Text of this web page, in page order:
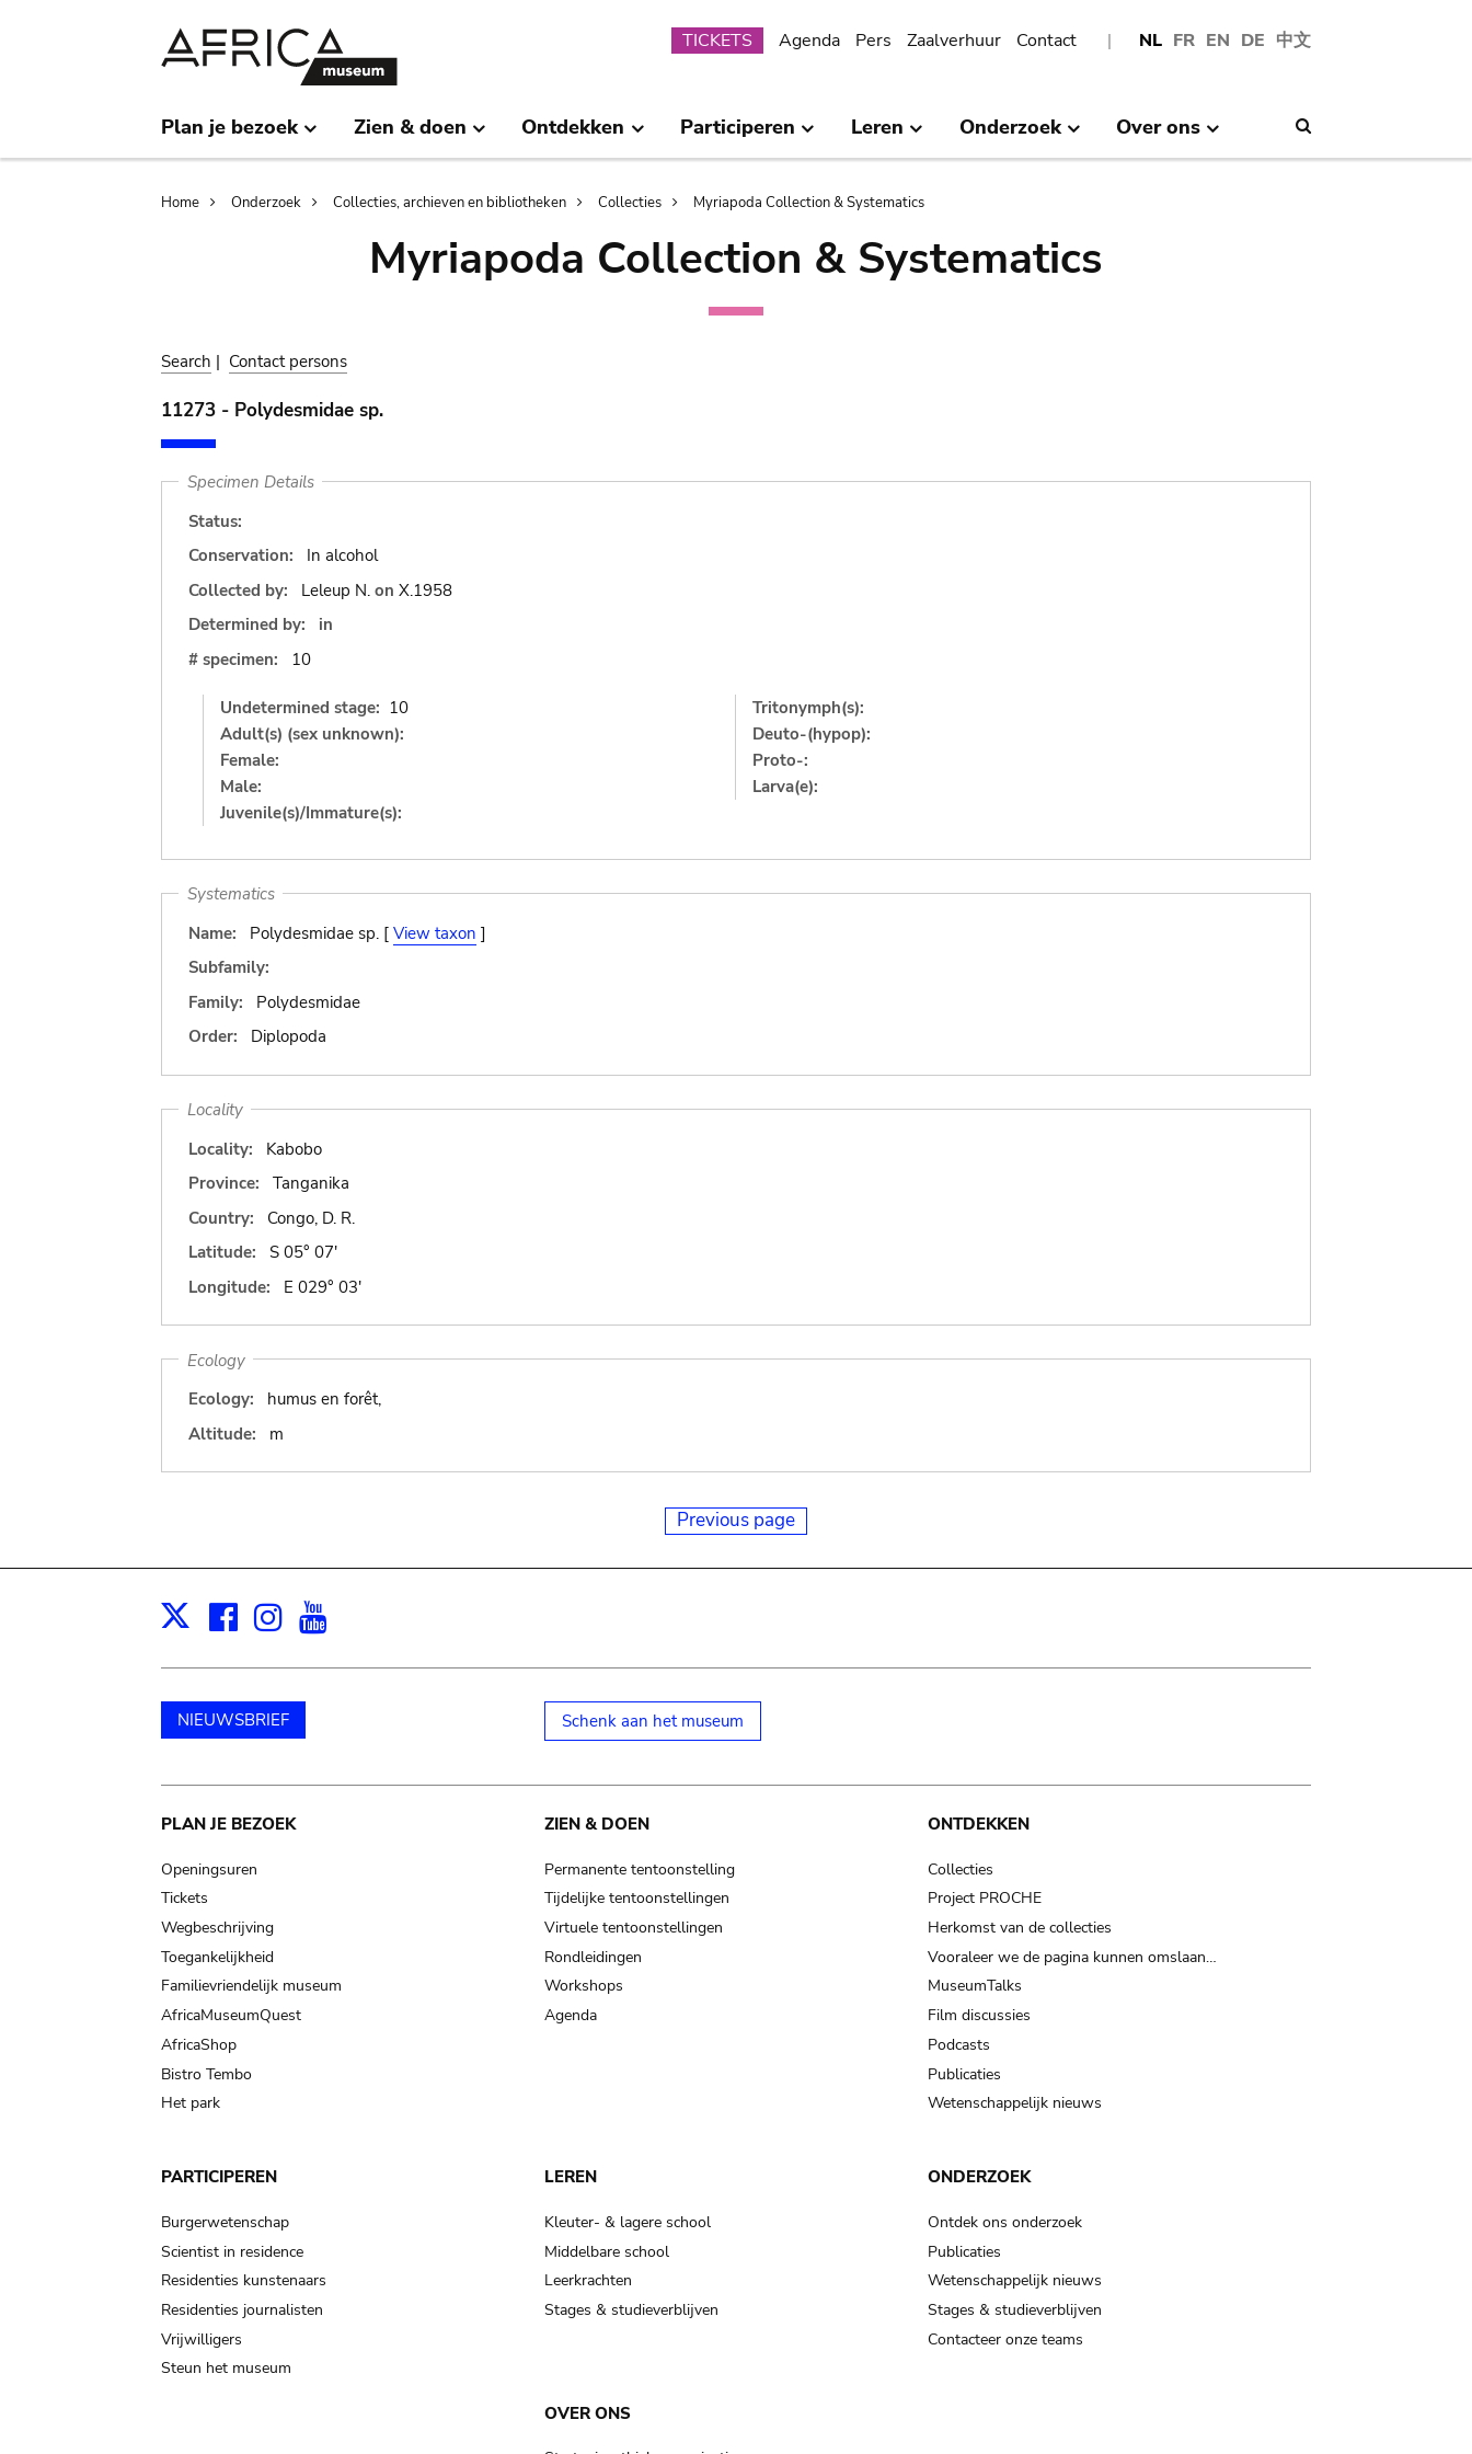
NL FR EN DE 中文
Submenu
TICKETS Agenda Pers Zaalverhuur Contact
Plan je bezoek Zien & doen Ontdekken Participeren Leren Onderzoek Over ons
Breadcrumb
Home Onderzoek Collecties, archieven en bibliotheken Collecties Myriapoda Collection & Systematics
Myriapoda Collection & Systematics
Search | Contact persons
11273 - Polydesmidae sp.
Specimen Details
Status:
Conservation:
In alcohol
Collected by:
Leleup N. on X.1958
Determined by:
in
# specimen:
10
Undetermined stage: 10
Adult(s) (sex unknown):
Female:
Male:
Juvenile(s)/Immature(s):
Tritonymph(s):
Deuto-(hypop):
Proto-:
Larva(e):
Systematics
Name:
Polydesmidae sp. [ View taxon ]
Subfamily:
Family:
Polydesmidae
Order:
Diplopoda
Locality
Locality:
Kabobo
Province:
Tanganika
Country:
Congo, D. R.
Latitude:
S 05° 07'
Longitude:
E 029° 03'
Ecology
Ecology:
humus en forêt,
Altitude:
m
Previous page
X Facebook
Instagram
NIEUWSBRIEF Schenk aan het museum
Main
navigation
PLAN JE BEZOEK
Openingsuren
Tickets
Wegbeschrijving
Toegankelijkheid
Familievriendelijk museum
AfricaMuseumQuest
AfricaShop
Bistro Tembo
Het park
ZIEN & DOEN
Permanente tentoonstelling
Tijdelijke tentoonstellingen
Virtuele tentoonstellingen
Rondleidingen
Workshops
Agenda
ONTDEKKEN
Collecties
Project PROCHE
Herkomst van de collecties
Vooraleer we de pagina kunnen omslaan…
MuseumTalks
Film discussies
Podcasts
Publicaties
Wetenschappelijk nieuws
PARTICIPEREN
Burgerwetenschap
Scientist in residence
Residenties kunstenaars
Residenties journalisten
Vrijwilligers
Steun het museum
LEREN
Kleuter- & lagere school
Middelbare school
Leerkrachten
Stages & studieverblijven
ONDERZOEK
Ontdek ons onderzoek
Publicaties
Wetenschappelijk nieuws
Stages & studieverblijven
Contacteer onze teams
OVER ONS